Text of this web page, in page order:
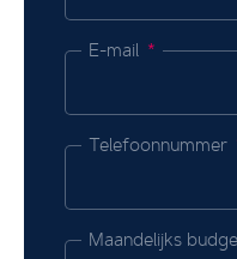
E-mail
Telefoonnummer
Maandelijks